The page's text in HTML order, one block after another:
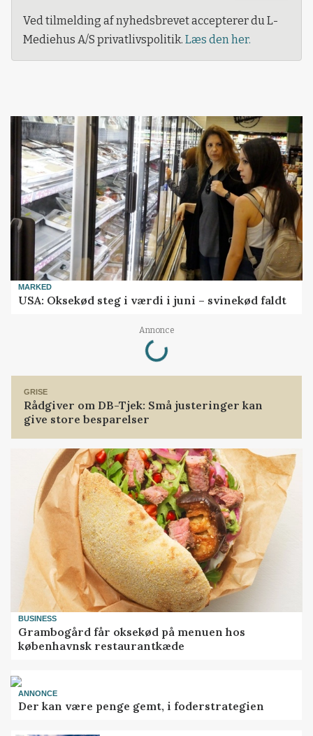
Ved tilmelding af nyhedsbrevet accepterer du L-
Mediehus A/S privatlivspolitik. Læs den her.
MARKED
USA: Oksekød steg i værdi i juni – svinekød faldt
Annonce
Loading...
GRISE
Rådgiver om DB-Tjek: Små justeringer kan
give store besparelser
BUSINESS
Grambogård får oksekød på menuen hos
københavnsk restaurantkæde
ANNONCE
Der kan være penge gemt, i foderstrategien